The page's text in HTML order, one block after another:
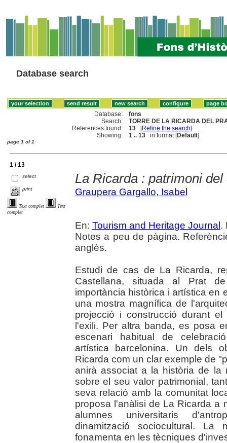
Database search
Database:
fons
Search:
TORRE DE LA RICARDA DEL
References found:
13 [Refine the search]
Showing:
1 .. 13 in format [Default]
page 1 of 1
1 / 13
select
print
Text complet
Text
complet
La Ricarda : patrimoni del
Graupera Gargallo, Isabel
En: Tourism and Heritage Journal .
Notes a peu de pàgina.
anglès.
Estudi de cas de La Ricarda,
Castellana, situada al Prat
importància històrica i artística en
una mostra magnífica de
projecció i construcció durant
l'exili. Per altra banda, es posa
escenari habitual de
artística barcelonina. Un dels
Ricarda com un clar exemple de
anirà associat a la història de la
sobre el seu valor patrimonial,
seva relació amb la comunitat
proposa l'anàlisi de La Ricarda a
alumnes universitaris
dinamització sociocultural. La
fonamenta en les tècniques